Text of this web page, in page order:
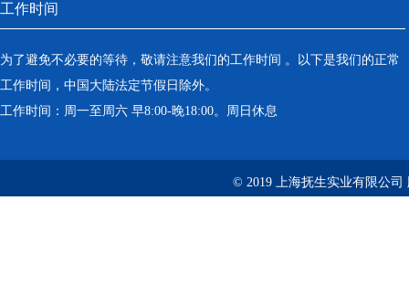
工作时间
为了避免不必要的等待，敬请注意我们的工作时间 。以下是我们的正常
工作时间，中国大陆法定节假日除外。
工作时间：周一至周六 早8:00-晚18:00。周日休息
© 2019 上海抚生实业有限公司